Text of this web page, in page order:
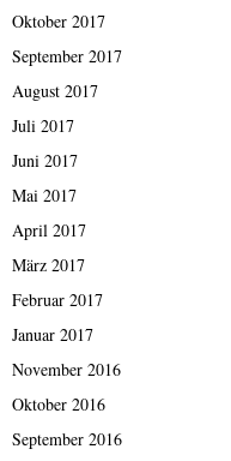
Oktober 2017
September 2017
August 2017
Juli 2017
Juni 2017
Mai 2017
April 2017
März 2017
Februar 2017
Januar 2017
November 2016
Oktober 2016
September 2016